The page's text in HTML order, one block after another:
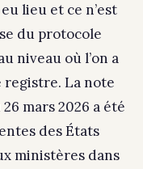
eu lieu et ce n’est
du protocole
niveau où l’on a
registre. La note
mars 2026 a été
des États
ministères dans